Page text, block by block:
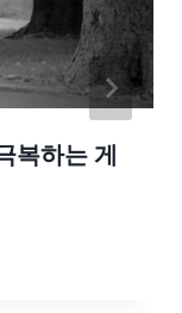
복하는 게